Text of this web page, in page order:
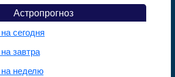
Астропрогноз
сегодня
завтра
на неделю